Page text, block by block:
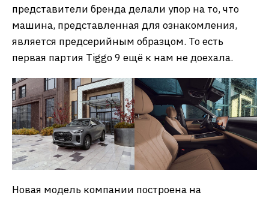
представители бренда делали упор на то, что
машина, представленная для ознакомления,
является предсерийным образцом. То есть
первая партия Tiggo 9 ещё к нам не доехала.
Новая модель компании построена на